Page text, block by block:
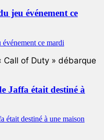
jeu événement ce
Call of Duty » débarque
Jaffa était destiné à